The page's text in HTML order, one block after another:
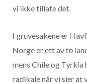
vi ikke tillate det.
I gruvesakene er
Norge er ett av to
mens Chile og
radikale når vi sier at